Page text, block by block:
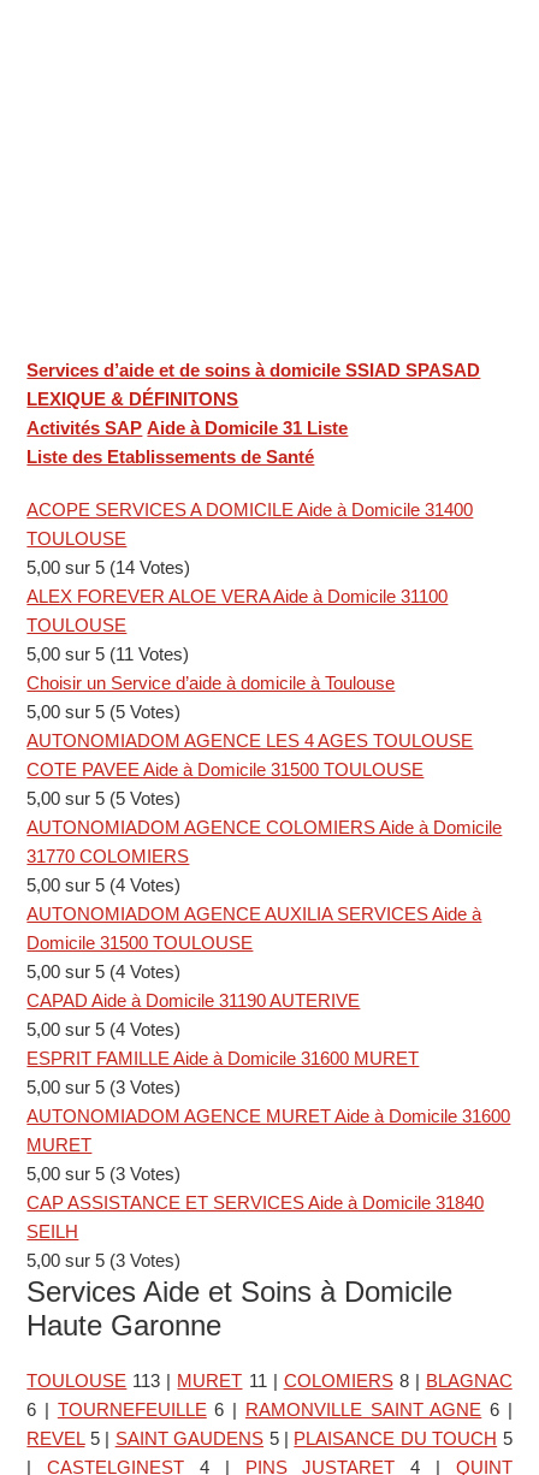
Services d’aide et de soins à domicile SSIAD SPASAD
LEXIQUE & DÉFINITONS
Activités SAP Aide à Domicile 31 Liste
Liste des Etablissements de Santé
ACOPE SERVICES A DOMICILE Aide à Domicile 31400
TOULOUSE
5,00 sur 5 (14 Votes)
ALEX FOREVER ALOE VERA Aide à Domicile 31100
TOULOUSE
5,00 sur 5 (11 Votes)
Choisir un Service d’aide à domicile à Toulouse
5,00 sur 5 (5 Votes)
AUTONOMIADOM AGENCE LES 4 AGES TOULOUSE
COTE PAVEE Aide à Domicile 31500 TOULOUSE
5,00 sur 5 (5 Votes)
AUTONOMIADOM AGENCE COLOMIERS Aide à Domicile
31770 COLOMIERS
5,00 sur 5 (4 Votes)
AUTONOMIADOM AGENCE AUXILIA SERVICES Aide à
Domicile 31500 TOULOUSE
5,00 sur 5 (4 Votes)
CAPAD Aide à Domicile 31190 AUTERIVE
5,00 sur 5 (4 Votes)
ESPRIT FAMILLE Aide à Domicile 31600 MURET
5,00 sur 5 (3 Votes)
AUTONOMIADOM AGENCE MURET Aide à Domicile 31600
MURET
5,00 sur 5 (3 Votes)
CAP ASSISTANCE ET SERVICES Aide à Domicile 31840
SEILH
5,00 sur 5 (3 Votes)
Services Aide et Soins à Domicile
Haute Garonne
TOULOUSE 113 | MURET 11 | COLOMIERS8 | BLAGNAC
6 | TOURNEFEUILLE 6 | RAMONVILLE SAINT AGNE 6 |
REVEL5 | SAINT GAUDENS 5 | PLAISANCE DU TOUCH 5
|CASTELGINEST 4 | PINS JUSTARET 4 | QUINT